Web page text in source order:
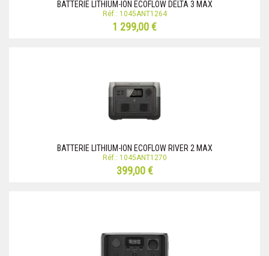
BATTERIE LITHIUM-ION ECOFLOW DELTA 3 MAX
Réf.: 1045ANT1264
1 299,00 €
BATTERIE LITHIUM-ION ECOFLOW RIVER 2 MAX
Réf.: 1045ANT1270
399,00 €